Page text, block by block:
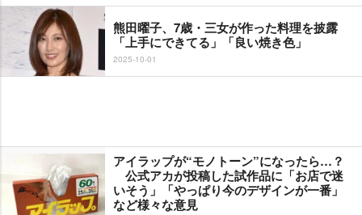
熊田曜子、7歳・三女が作った料理を披露
「上手にできてる」「良い焼き色」
2025-10-01
アイラップが“モノトーン”になったら…？
公式アカが投稿した試作品に「お店で迷
いそう」「やっぱり今のデザインが一番」
など様々な意見